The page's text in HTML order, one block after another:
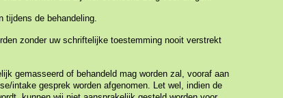
tijdens de behandeling.
zonder uw schriftelijke toestemming nooit verstrekt
gemasseerd of behandeld mag worden zal, vooraf aan
intake gesprek worden afgenomen. Let wel, indien de